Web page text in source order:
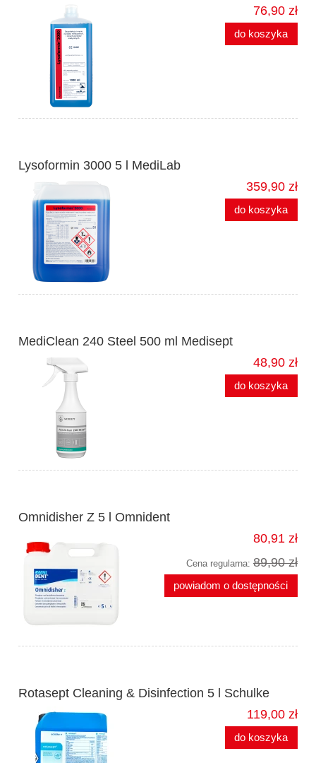
76,90 zł
do koszyka
Lysoformin 3000 5 l MediLab
359,90 zł
do koszyka
MediClean 240 Steel 500 ml Medisept
48,90 zł
do koszyka
Omnidisher Z 5 l Omnident
80,91 zł
Cena regularna: 89,90 zł
powiadom o dostępności
Rotasept Cleaning & Disinfection 5 l Schulke
119,00 zł
do koszyka